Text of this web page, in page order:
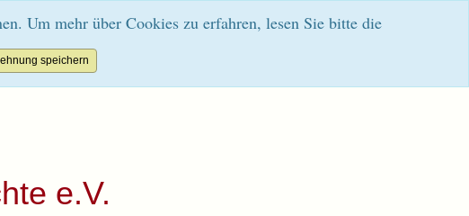
Um mehr über Cookies zu erfahren, lesen Sie bitte die
e.V.